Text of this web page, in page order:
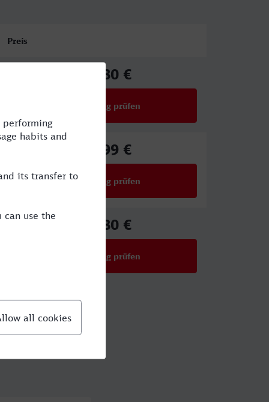
Preis
25,80 €
Verbindung prüfen
25,99 €
Verbindung prüfen
25,80 €
Verbindung prüfen